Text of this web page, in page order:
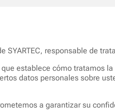
SYARTEC, responsable de
establece cómo tratamos
datos personales sobre
a garantizar su